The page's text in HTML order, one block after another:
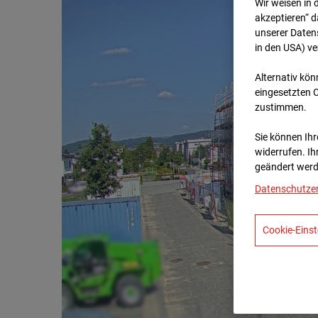
Wir weisen in
akzeptieren“
unserer
in den USA)
Alternativ
eingesetzten
zustimmen.
Sie können
widerrufen.
geändert
Cookie-